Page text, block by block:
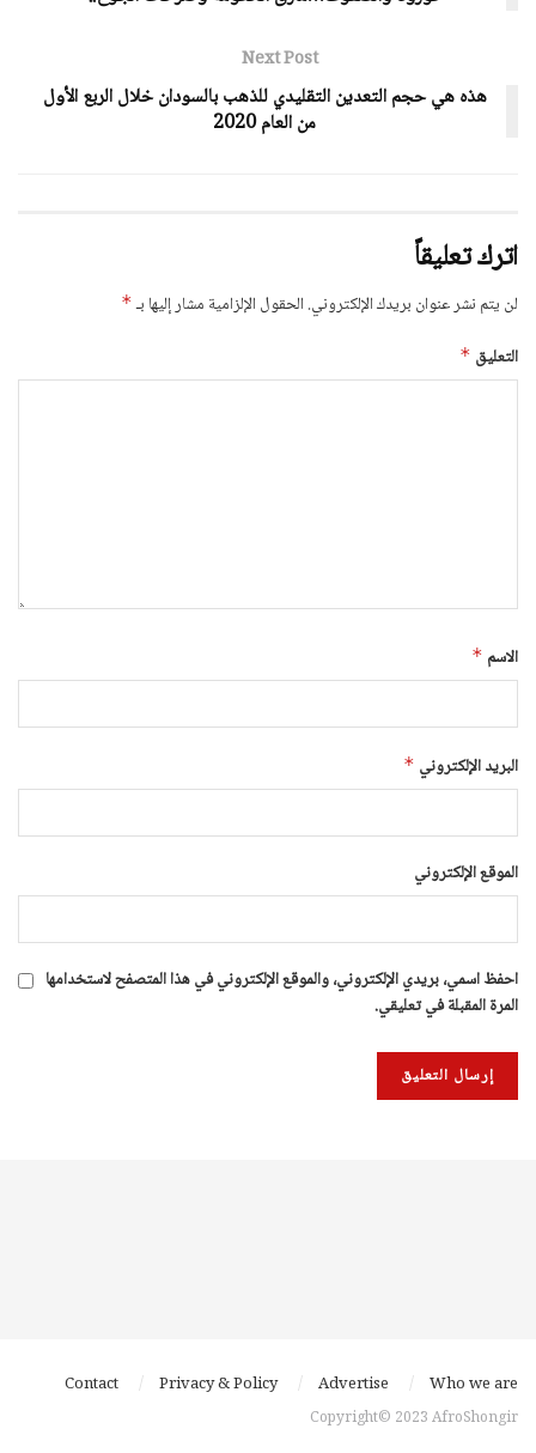
Next Post
هذه هي حجم التعدين التقليدي للذهب بالسودان خلال الربع الأول
من العام 2020
اترك تعليقاً
لن يتم نشر عنوان بريدك الإلكتروني. الحقول الإلزامية مشار إليها بـ*
التعليق *
الاسم *
البريد الإلكتروني *
الموقع الإلكتروني
احفظ اسمي، بريدي الإلكتروني، والموقع الإلكتروني في هذا المتصفح لاستخدامها
المرة المقبلة في تعليقي.
Who we are
Advertise
Privacy & Policy
Contact
Copyright© 2023 AfroShongir